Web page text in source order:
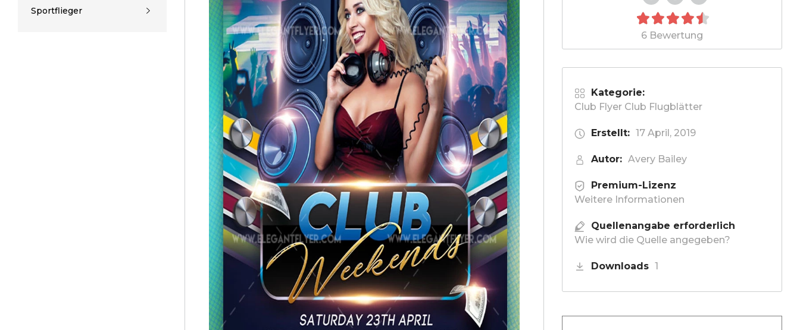
Sportflieger
6 Bewertung
Kategorie:
Club Flyer Club Flugblätter
Erstellt: 17 April, 2019
Autor: Avery Bailey
Premium-Lizenz
Weitere Informationen
Quellenangabe erforderlich
Wie wird die Quelle angegeben?
Downloads 1